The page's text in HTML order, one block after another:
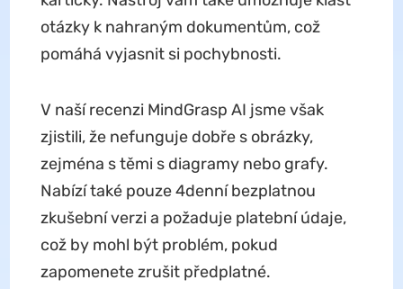
otázky k nahraným dokumentům, což
pomáhá vyjasnit si pochybnosti.
V naší recenzi MindGrasp AI jsme však
zjistili, že nefunguje dobře s obrázky,
zejména s těmi s diagramy nebo grafy.
Nabízí také pouze 4denní bezplatnou
zkušební verzi a požaduje platební údaje,
což by mohl být problém, pokud
zapomenete zrušit předplatné.